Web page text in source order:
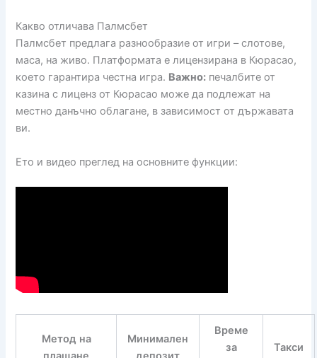
Какво отличава Палмсбет
Палмсбет предлага разнообразие от игри – слотове,
маса, на живо. Платформата е лицензирана в Кюрасао,
което гарантира честна игра. Важно: печалбите от
казина с лиценз от Кюрасао може да подлежат на
местно данъчно облагане, в зависимост от държавата
ви.
Ето и видео преглед на основните функции:
Метод на
Минимален
Време
за
Такси